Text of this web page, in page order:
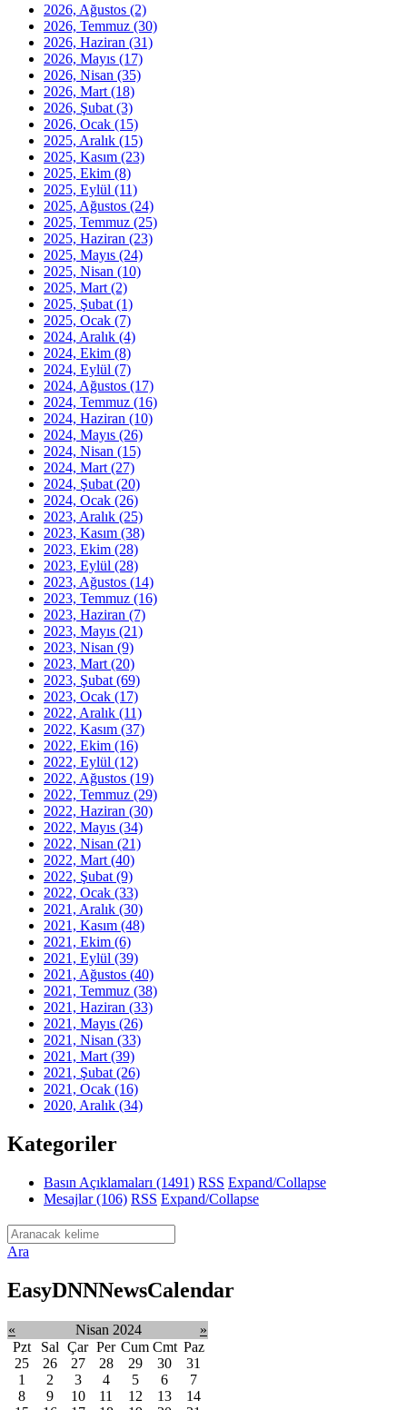
2026, Ağustos (2)
2026, Temmuz (30)
2026, Haziran (31)
2026, Mayıs (17)
2026, Nisan (35)
2026, Mart (18)
2026, Şubat (3)
2026, Ocak (15)
2025, Aralık (15)
2025, Kasım (23)
2025, Ekim (8)
2025, Eylül (11)
2025, Ağustos (24)
2025, Temmuz (25)
2025, Haziran (23)
2025, Mayıs (24)
2025, Nisan (10)
2025, Mart (2)
2025, Şubat (1)
2025, Ocak (7)
2024, Aralık (4)
2024, Ekim (8)
2024, Eylül (7)
2024, Ağustos (17)
2024, Temmuz (16)
2024, Haziran (10)
2024, Mayıs (26)
2024, Nisan (15)
2024, Mart (27)
2024, Şubat (20)
2024, Ocak (26)
2023, Aralık (25)
2023, Kasım (38)
2023, Ekim (28)
2023, Eylül (28)
2023, Ağustos (14)
2023, Temmuz (16)
2023, Haziran (7)
2023, Mayıs (21)
2023, Nisan (9)
2023, Mart (20)
2023, Şubat (69)
2023, Ocak (17)
2022, Aralık (11)
2022, Kasım (37)
2022, Ekim (16)
2022, Eylül (12)
2022, Ağustos (19)
2022, Temmuz (29)
2022, Haziran (30)
2022, Mayıs (34)
2022, Nisan (21)
2022, Mart (40)
2022, Şubat (9)
2022, Ocak (33)
2021, Aralık (30)
2021, Kasım (48)
2021, Ekim (6)
2021, Eylül (39)
2021, Ağustos (40)
2021, Temmuz (38)
2021, Haziran (33)
2021, Mayıs (26)
2021, Nisan (33)
2021, Mart (39)
2021, Şubat (26)
2021, Ocak (16)
2020, Aralık (34)
Kategoriler
Basın Açıklamaları (1491) RSS Expand/Collapse
Mesajlar(106) RSS Expand/Collapse
Ara
EasyDNNNewsCalendar
« Nisan 2024
»
Pzt
Sal Çar Per Cum Cmt Paz
25
26 27 28 29 30
31
1
2 3 4 5 6
7
8
9 10 11 12 13
14